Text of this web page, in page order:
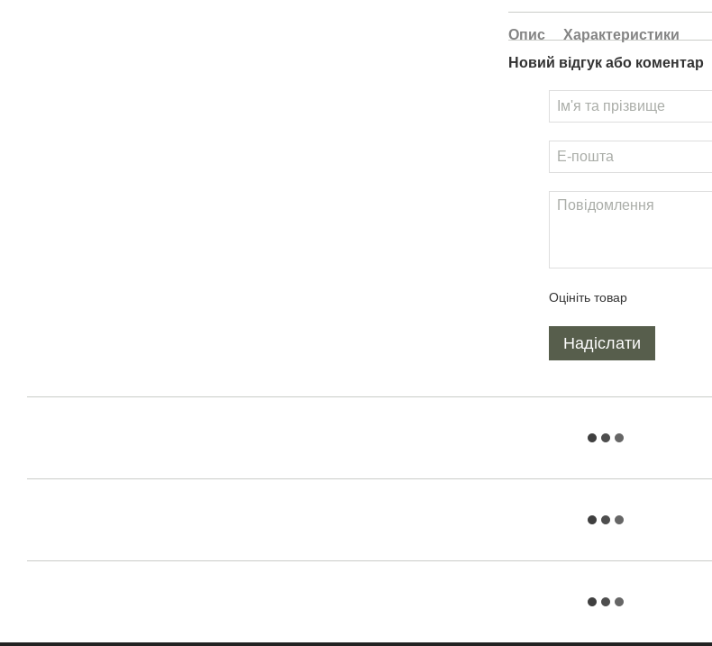
Опис
Характеристики
Новий відгук або коментар
Оцініть товар
Надіслати